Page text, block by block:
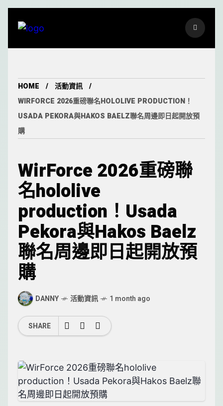
HOME
活動資訊
WIRFORCE 2026重磅聯名HOLOLIVE PRODUCTION！
USADA PEKORA與HAKOS BAELZ聯名周邊即日起開放預
購
WirForce 2026重磅聯
名hololive
production！Usada
Pekora與Hakos Baelz
聯名周邊即日起開放預
購
DANNY 活動資訊 1 month ago
SHARE